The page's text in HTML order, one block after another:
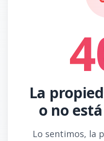
La
o no
Lo sentimos, la